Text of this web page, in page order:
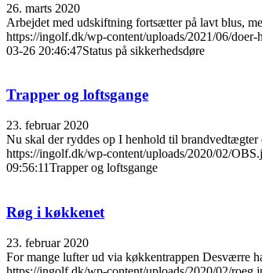
26. marts 2020
Arbejdet med udskiftning fortsætter på lavt blus,
https://ingolf.dk/wp-content/uploads/2021/06/doer-
03-26 20:46:47Status på sikkerhedsdøre
Trapper og loftsgange
23. februar 2020
Nu skal der ryddes op I henhold til
https://ingolf.dk/wp-content/uploads/2020/02/
09:56:11Trapper og loftsgange
Røg i køkkenet
23. februar 2020
For mange lufter ud via køkkentrappen Desværre